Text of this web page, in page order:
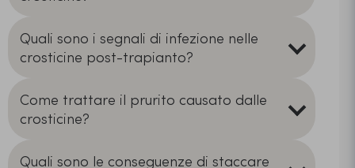
Quali sono i segnali di infezione nelle
crosticine post-trapianto?
Come trattare il prurito causato dalle
crosticine?
Quali sono le conseguenze di staccare